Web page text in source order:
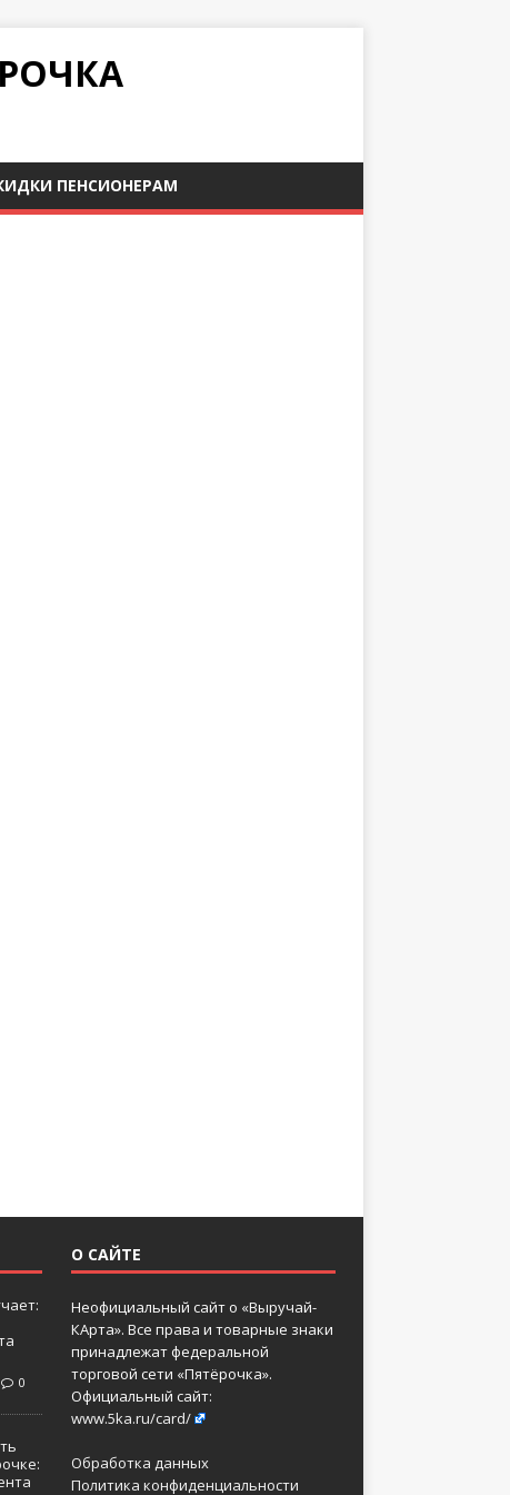
ПЕНСИОНЕРАМ
0
О САЙТЕ
Неофициальный сайт о «Выручай-
КАрта». Все права и товарные знаки
принадлежат федеральной
торговой сети «Пятёрочка».
Официальный сайт:
www.5ka.ru/card/
Обработка данных
Политика конфиденциальности